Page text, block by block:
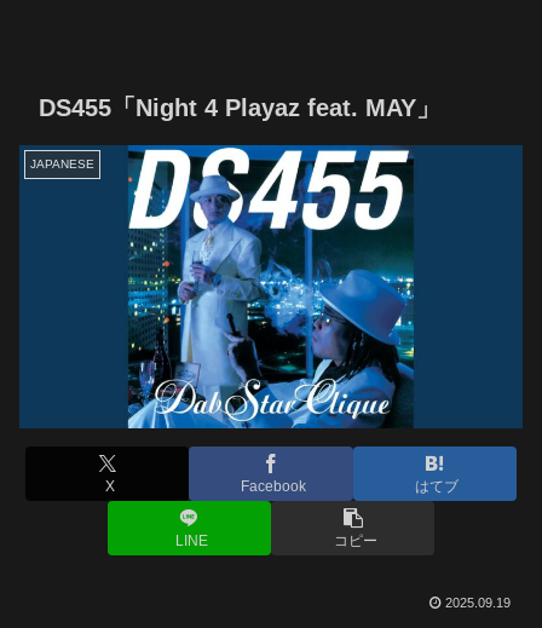
DS455「Night 4 Playaz feat. MAY」
JAPANESE
X Facebook はてブ
LINE コピー
2025.09.19